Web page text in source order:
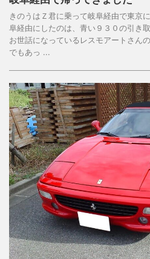
きのうはＺ君に乗って岐阜経由で東京
阜経由にしたのは、青い９３０の引き
お世話になっているレスモアートさん
でもあっ ...